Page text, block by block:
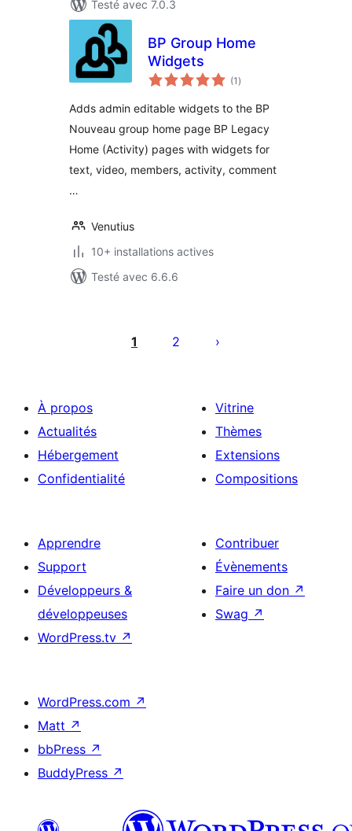
Testé avec 7.0.3
BP Group Home
Widgets
(1 notes
en
)
Adds admin editable widgets to the BP
Nouveau group home page BP Legacy
Home (Activity) pages with widgets for
text, video, members, activity, comment
…
Venutius
10+ installations actives
Testé avec 6.6.6
1 2
À propos
Actualités
Hébergement
Confidentialité
Vitrine
Thèmes
Extensions
Compositions
Apprendre
Support
Développeurs &
développeuses
WordPress.tv ↗
Contribuer
Évènements
Faire un don ↗
Swag ↗
WordPress.com ↗
Matt ↗
bbPress ↗
BuddyPress ↗